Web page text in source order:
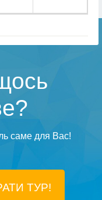
саме для Вас!
ТУР!